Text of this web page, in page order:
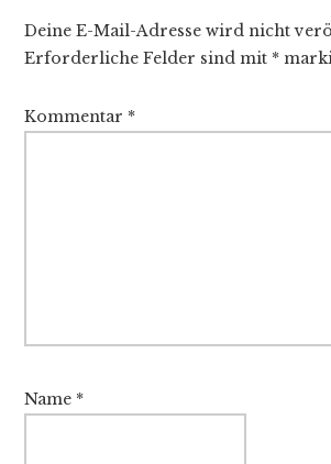
Deine E-Mail-Adresse wird nicht
Erforderliche Felder sind mit *
Kommentar *
Name *